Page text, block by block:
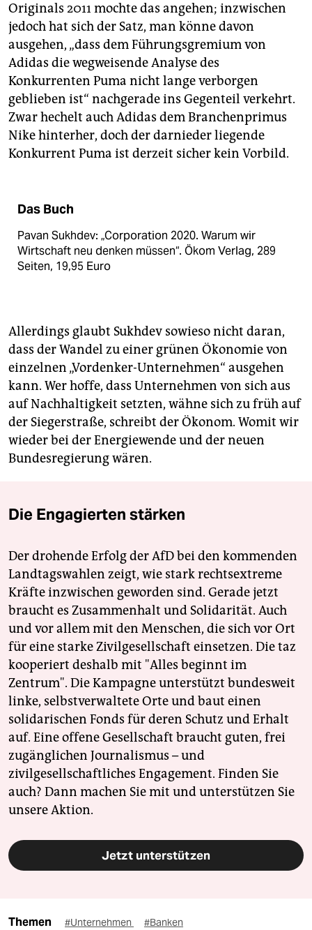
Originals 2011 mochte das angehen; inzwischen
jedoch hat sich der Satz, man könne davon
ausgehen, „dass dem Führungsgremium von
Adidas die wegweisende Analyse des
Konkurrenten Puma nicht lange verborgen
geblieben ist“ nachgerade ins Gegenteil verkehrt.
Zwar hechelt auch Adidas dem Branchenprimus
Nike hinterher, doch der darnieder liegende
Konkurrent Puma ist derzeit sicher kein Vorbild.
Das Buch
Pavan Sukhdev: „Corporation 2020. Warum wir
Wirtschaft neu denken müssen“. Ökom Verlag, 289
Seiten, 19,95 Euro
Allerdings glaubt Sukhdev sowieso nicht daran,
dass der Wandel zu einer grünen Ökonomie von
einzelnen „Vordenker-Unternehmen“ ausgehen
kann. Wer hoffe, dass Unternehmen von sich aus
auf Nachhaltigkeit setzten, wähne sich zu früh auf
der Siegerstraße, schreibt der Ökonom. Womit wir
wieder bei der Energiewende und der neuen
Bundesregierung wären.
Die Engagierten stärken
Der drohende Erfolg der AfD bei den kommenden
Landtagswahlen zeigt, wie stark rechtsextreme
Kräfte inzwischen geworden sind. Gerade jetzt
braucht es Zusammenhalt und Solidarität. Auch
und vor allem mit den Menschen, die sich vor Ort
für eine starke Zivilgesellschaft einsetzen. Die taz
kooperiert deshalb mit "Alles beginnt im
Zentrum". Die Kampagne unterstützt bundesweit
linke, selbstverwaltete Orte und baut einen
solidarischen Fonds für deren Schutz und Erhalt
auf. Eine offene Gesellschaft braucht guten, frei
zugänglichen Journalismus – und
zivilgesellschaftliches Engagement. Finden Sie
auch? Dann machen Sie mit und unterstützen Sie
unsere Aktion.
Jetzt unterstützen
Themen #Unternehmen #Banken